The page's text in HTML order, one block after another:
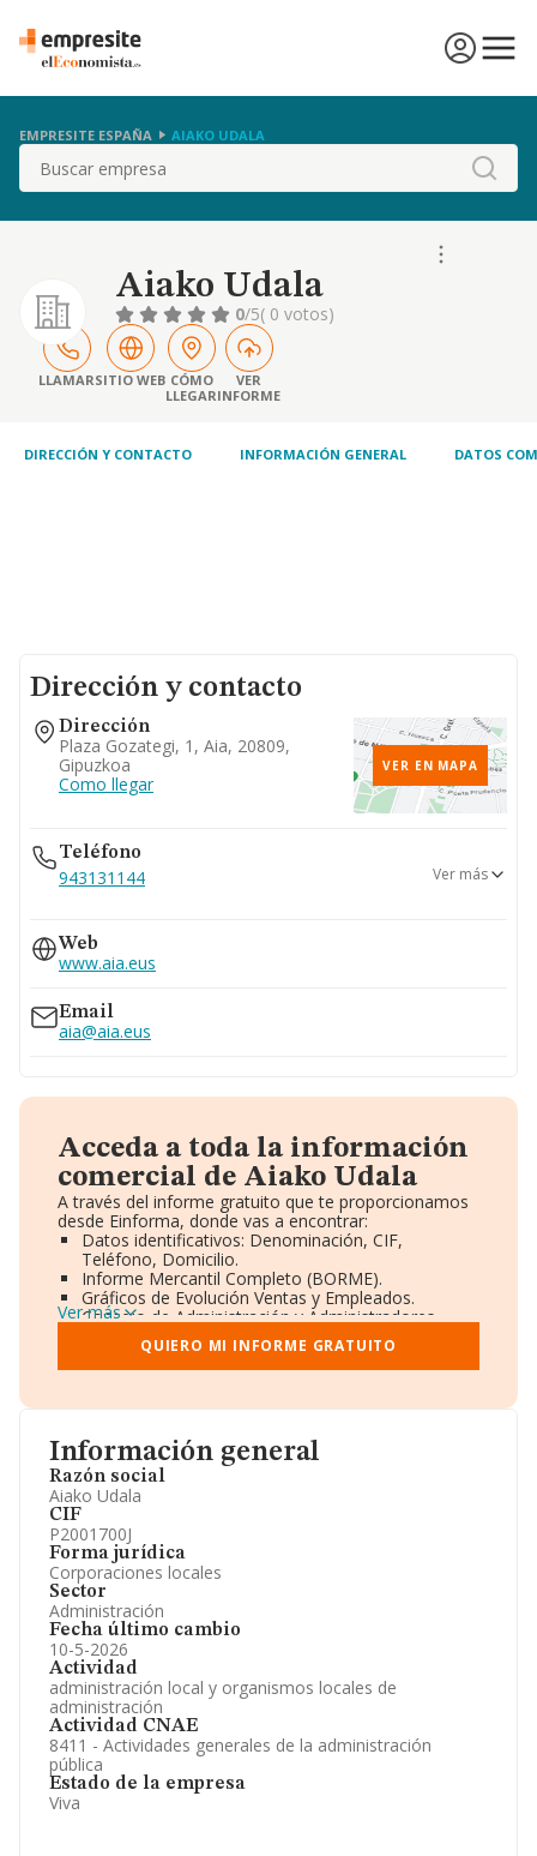
EMPRESITE ESPAÑA AIAKO UDALA
Buscar
Aiako Udala
0/5( 0 votos)
LLAMARSITIO WEB CÓMO
LLEGAR
VER
INFORME
DIRECCIÓN Y CONTACTO INFORMACIÓN GENERAL DATOS
Información general
Razón social
Aiako Udala
CIF
P2001700J
Forma jurídica
Corporaciones locales
Sector
Administración
Fecha último cambio
10-5-2026
Actividad
administración local y organismos locales de
administración
Actividad CNAE
8411 - Actividades generales de la administración
pública
Estado de la empresa
Viva
Dirección y contacto
Dirección
Plaza Gozategi, 1, Aia, 20809,
Gipuzkoa
Como llegar
VER EN MAPA
Teléfono
943131144
943832353
Ver más
Web
www.aia.eus
Email
aia@aia.eus
Acceda a toda la información
comercial de Aiako Udala
A través del informe gratuito que te proporcionamos
desde Einforma, donde vas a encontrar:
Datos identificativos: Denominación, CIF,
Teléfono, Domicilio.
Informe Mercantil Completo (BORME).
Gráficos de Evolución Ventas y Empleados.
Consejo de Administración y Administradores.
Directivos y Ejecutivos.
Accionistas.
Participaciones y Vinculaciones en otras empresas.
Información oficial y registral complementaria.
Ver más
QUIERO MI INFORME GRATUITO